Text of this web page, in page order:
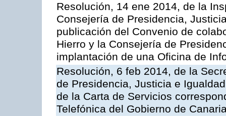
Resolución, 14 ene 2014, de la
Consejería de Presidencia,
publicación del Convenio de
Hierro y la Consejería de
implantación de una Oficina de
Resolución, 6 feb 2014, de la
de Presidencia, Justicia e
de la Carta de Servicios
Telefónica del Gobierno de